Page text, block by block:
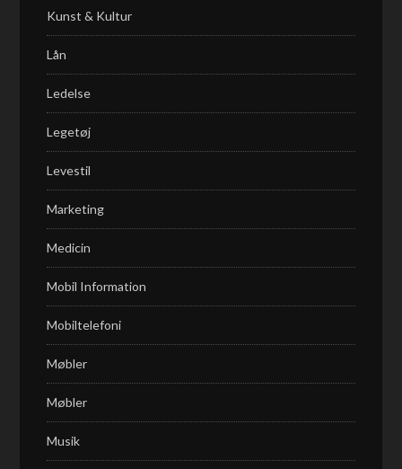
Kunst & Kultur
Lån
Ledelse
Legetøj
Levestil
Marketing
Medicin
Mobil Information
Mobiltelefoni
Møbler
Møbler
Musik